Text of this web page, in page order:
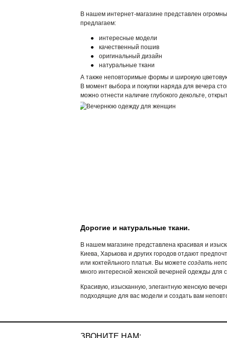
В нашем интернет-магазине представлен
предлагаем:
интересные модели
качественный пошив
оригинальный дизайн
натуральные ткани
А также неповторимые формы и широкую
В момент выбора и покупки наряда для вечера
можно отнести наличие глубокого декольте,
Дорогие и натуральные ткани.
В нашем магазине представлена красивая и
Киева, Харькова и других городов отдают
или коктейльного платья. Вы можете создать
много интересной женской вечерней одежды для
Красивую, изысканную, элегантную женскую
подходящие для вас модели и создать вам
ЗВОНИТЕ НАМ: